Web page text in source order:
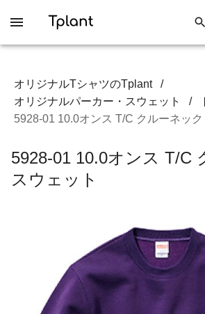
オリジナルTシャツのTplant
/
オリジナルパーカー・スウェット
/
5928-01 10.0オンス T/C クルーネック
5928-01 10.0オンス T/C
スウェット